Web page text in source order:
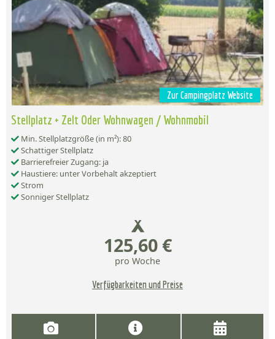
Zur Campingplatz Website
Stellplatz + Zelt Oder Wohnwagen / Wohnmobil
Min. Stellplatzgröße (in m²): 80
Schattiger Stellplatz
Barrierefreier Zugang: ja
Haustiere: unter Vorbehalt akzeptiert
Strom
Sonniger Stellplatz
125,60 €
pro Woche
Verfügbarkeiten und Preise